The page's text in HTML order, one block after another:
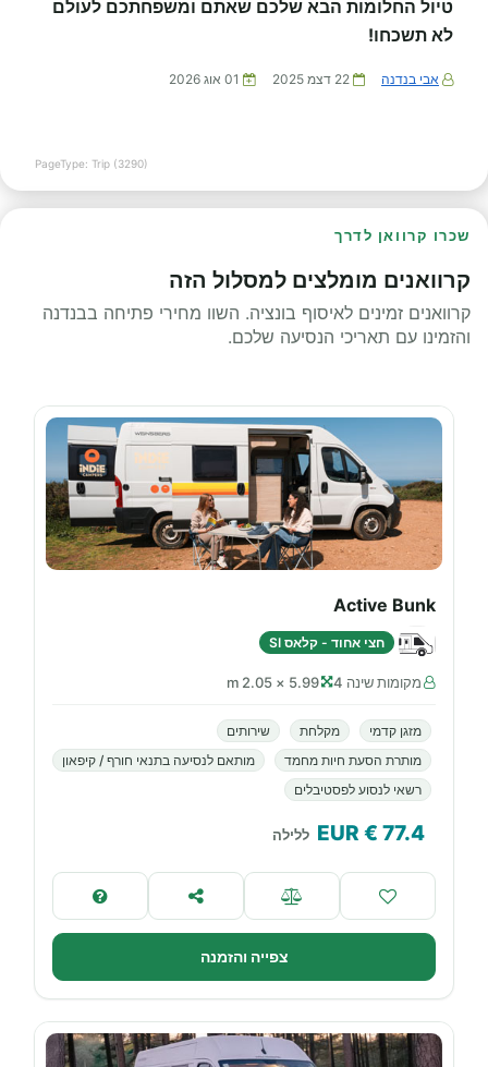
טיול החלומות הבא שלכם שאתם ומשפחתכם לעולם
לא תשכחו!
אבי בנדנה 22 דצמ 2025 01 אוג 2026
PageType: Trip (3290)
שכרו קרוואן לדרך
קרוואנים מומלצים למסלול הזה
קרוואנים זמינים לאיסוף בונציה. השוו מחירי פתיחה בבנדנה
והזמינו עם תאריכי הנסיעה שלכם.
Active Bunk
חצי אחוד - קלאס SI
מקומות שינה 4 5.99 × 2.05 m
מזגן קדמי מקלחת
שירותים
מותרת הסעת חיות מחמד
מותאם לנסיעה בתנאי חורף / קיפאון
רשאי לנסוע לפסטיבלים
77.4
€ EUR ללילה
צפייה והזמנה